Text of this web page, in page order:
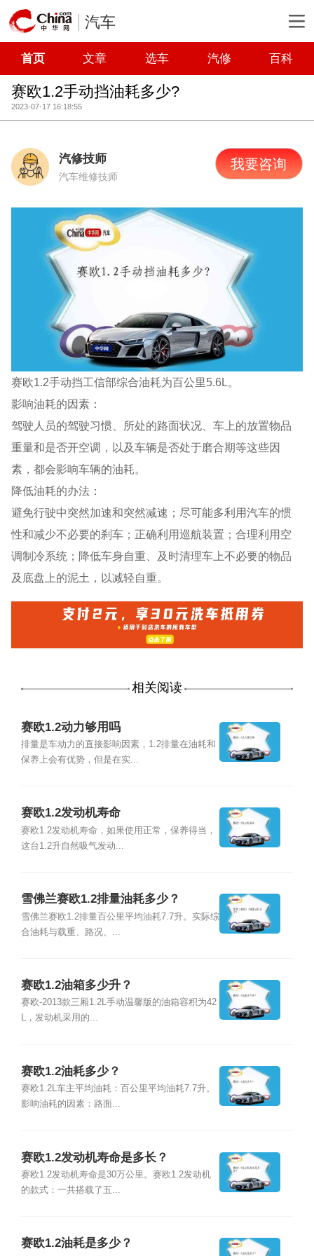
汽车
首页 文章 选车 汽修 百科
赛欧1.2手动挡油耗多少?
2023-07-17 16:18:55
汽修技师
汽车维修技师
我要咨询
赛欧1.2手动挡工信部综合油耗为百公里5.6L。
影响油耗的因素：
驾驶人员的驾驶习惯、所处的路面状况、车上的放置物品
重量和是否开空调，以及车辆是否处于磨合期等这些因
素，都会影响车辆的油耗。
降低油耗的办法：
避免行驶中突然加速和突然减速；尽可能多利用汽车的惯
性和减少不必要的刹车；正确利用巡航装置；合理利用空
调制冷系统；降低车身自重、及时清理车上不必要的物品
及底盘上的泥土，以减轻自重。
相关阅读
赛欧1.2动力够用吗
排量是车动力的直接影响因素，1.2排量在油耗和
保养上会有优势，但是在实...
赛欧1.2发动机寿命
赛欧1.2发动机寿命，如果使用正常，保养得当，
这台1.2升自然吸气发动...
雪佛兰赛欧1.2排量油耗多少？
雪佛兰赛欧1.2排量百公里平均油耗7.7升。实际综
合油耗与载重、路况、...
赛欧1.2油箱多少升？
赛欧-2013款三厢1.2L手动温馨版的油箱容积为42
L，发动机采用的...
赛欧1.2油耗多少？
赛欧1.2L车主平均油耗：百公里平均油耗7.7升。
影响油耗的因素：路面...
赛欧1.2发动机寿命是多长？
赛欧1.2发动机寿命是30万公里。赛欧1.2发动机
的款式：一共搭载了五...
赛欧1.2油耗是多少？